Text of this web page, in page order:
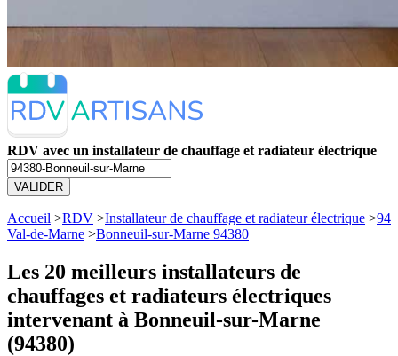
RDV avec un installateur de chauffage et radiateur électrique
VALIDER
Accueil >RDV >Installateur de chauffage et radiateur électrique >94
Val-de-Marne >Bonneuil-sur-Marne 94380
Les 20 meilleurs installateurs de
chauffages et radiateurs électriques
intervenant à Bonneuil-sur-Marne
(94380)